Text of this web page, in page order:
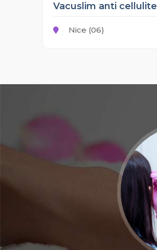
Vacuslim anti cellulite
Nice (06)